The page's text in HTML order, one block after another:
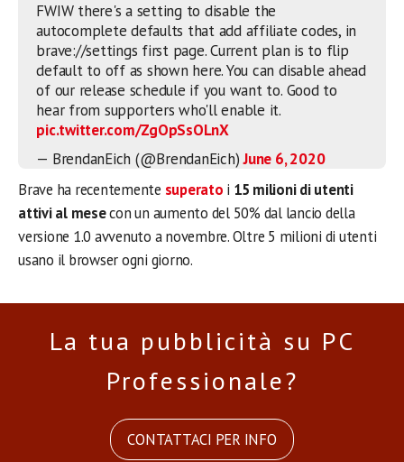
FWIW there's a setting to disable the
autocomplete defaults that add affiliate codes, in
brave://settings first page. Current plan is to flip
default to off as shown here. You can disable ahead
of our release schedule if you want to. Good to
hear from supporters who'll enable it.
pic.twitter.com/ZgOpSsOLnX
— BrendanEich (@BrendanEich)June 6, 2020
Brave ha recentemente superato i 15 milioni di utenti
attivi al mesecon un aumento del 50% dal lancio della
versione 1.0 avvenuto a novembre. Oltre 5 milioni di utenti
usano il browser ogni giorno.
La tua pubblicità su PC
Professionale?
CONTATTACI PER INFO